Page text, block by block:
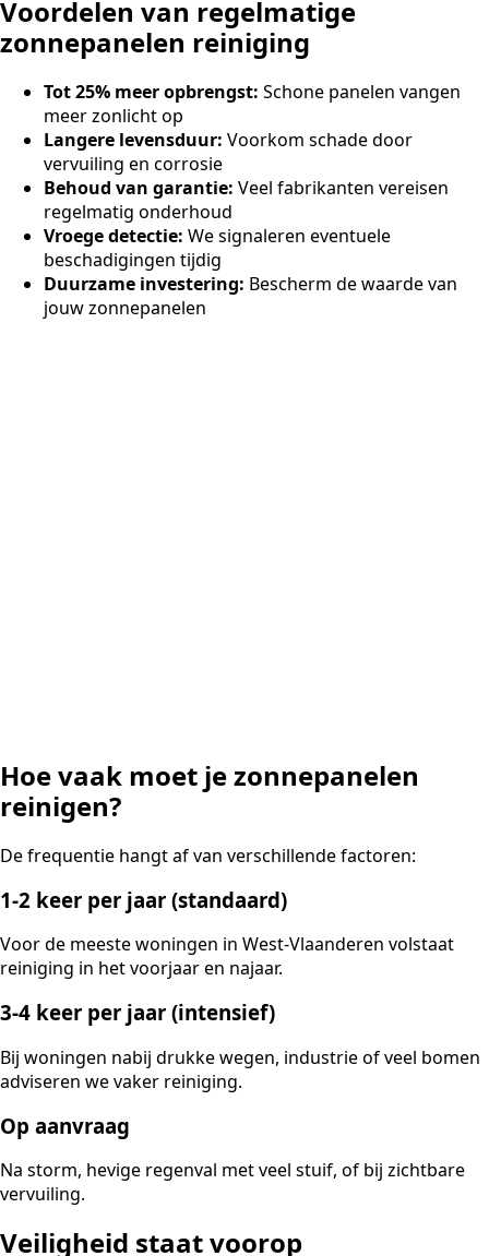
Voordelen van regelmatige
zonnepanelen reiniging
Tot 25% meer opbrengst: Schone panelen vangen
meer zonlicht op
Langere levensduur: Voorkom schade door
vervuiling en corrosie
Behoud van garantie: Veel fabrikanten vereisen
regelmatig onderhoud
Vroege detectie: We signaleren eventuele
beschadigingen tijdig
Duurzame investering: Bescherm de waarde van
jouw zonnepanelen
Hoe vaak moet je zonnepanelen
reinigen?
De frequentie hangt af van verschillende factoren:
1-2 keer per jaar (standaard)
Voor de meeste woningen in West-Vlaanderen volstaat
reiniging in het voorjaar en najaar.
3-4 keer per jaar (intensief)
Bij woningen nabij drukke wegen, industrie of veel bomen
adviseren we vaker reiniging.
Op aanvraag
Na storm, hevige regenval met veel stuif, of bij zichtbare
vervuiling.
Veiligheid staat voorop